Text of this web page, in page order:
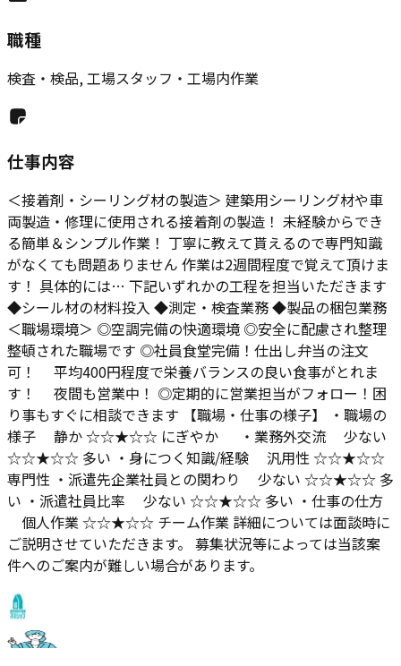
職種
検査・検品, 工場スタッフ・工場内作業
仕事内容
＜接着剤・シーリング材の製造＞ 建築用シーリング材や車
両製造・修理に使用される接着剤の製造！ 未経験からでき
る簡単＆シンプル作業！ 丁寧に教えて貰えるので専門知識
がなくても問題ありません 作業は2週間程度で覚えて頂けま
す！ 具体的には… 下記いずれかの工程を担当いただきます
◆シール材の材料投入 ◆測定・検査業務 ◆製品の梱包業務
＜職場環境＞ ◎空調完備の快適環境 ◎安全に配慮され整理
整頓された職場です ◎社員食堂完備！仕出し弁当の注文
可！ 平均400円程度で栄養バランスの良い食事がとれま
す！ 夜間も営業中！ ◎定期的に営業担当がフォロー！困
り事もすぐに相談できます 【職場・仕事の様子】 ・職場の
様子 静か ☆☆★☆☆ にぎやか ・業務外交流 少ない
☆☆★☆☆ 多い ・身につく知識/経験 汎用性 ☆☆★☆☆
専門性 ・派遣先企業社員との関わり 少ない ☆☆★☆☆ 多
い ・派遣社員比率 少ない ☆☆★☆☆ 多い ・仕事の仕方
個人作業 ☆☆★☆☆ チーム作業 詳細については面談時に
ご説明させていただきます。 募集状況等によっては当該案
件へのご案内が難しい場合があります。